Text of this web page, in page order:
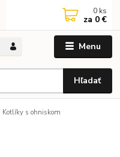
Menu
Hľadať
0 ks
za 0 €
Kotlíky s ohniskom